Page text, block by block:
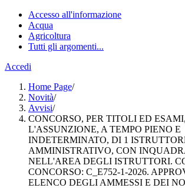
Accesso all'informazione
Acqua
Agricoltura
Tutti gli argomenti...
Accedi
Home Page/
Novità/
Avvisi/
CONCORSO, PER TITOLI ED
L'ASSUNZIONE, A TEMPO PIENO E
INDETERMINATO, DI 1
AMMINISTRATIVO, CON
NELL'AREA DEGLI ISTRUTTORI.
CONCORSO: C_E752-1-2026.
ELENCO DEGLI AMMESSI E DEI